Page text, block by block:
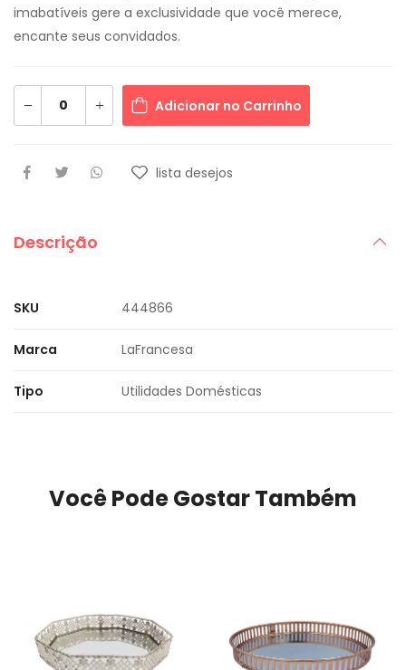
imabatíveis gere a exclusividade que você merece,
encante seus convidados.
Adicionar no Carrinho
lista desejos
Descrição
SKU 444866
Marca LaFrancesa
Tipo Utilidades Domésticas
Você Pode Gostar Também